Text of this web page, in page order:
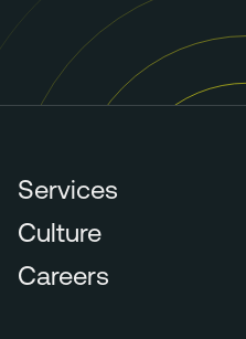
Services
Culture
Careers